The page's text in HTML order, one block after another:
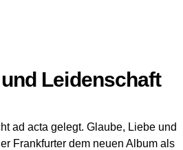
Leidenschaft
ad acta gelegt. Glaube, Liebe und
Frankfurter dem neuen Album als